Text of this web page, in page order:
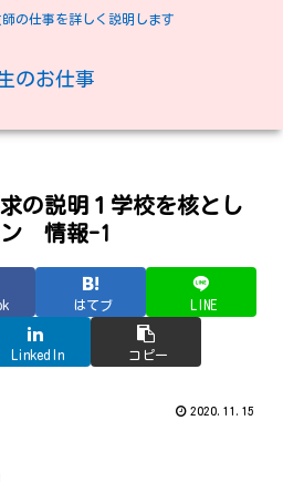
の仕事を詳しく説明します
のお仕事
の説明１学校を核とし
ン 情報-1
はてブ LINE
LinkedIn コピー
2020.11.15